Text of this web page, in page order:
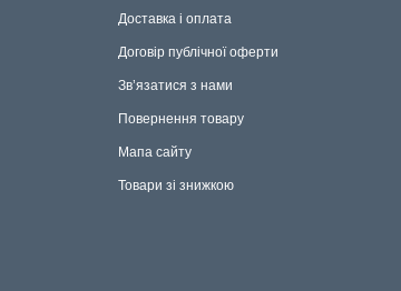
Доставка і оплата
Договір публічної оферти
Зв’язатися з нами
Повернення товару
Мапа сайту
Товари зі знижкою